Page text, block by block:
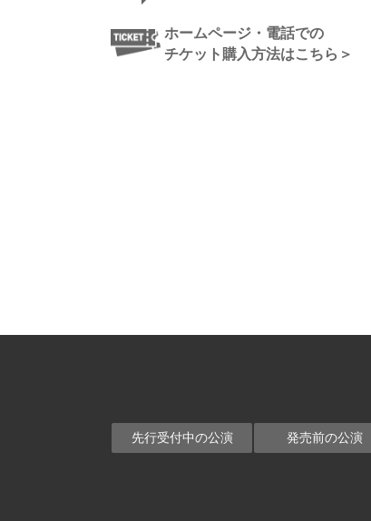
ホームページ・電話での
チケット購入方法はこちら＞
先行受付中の公演 発売前の公演